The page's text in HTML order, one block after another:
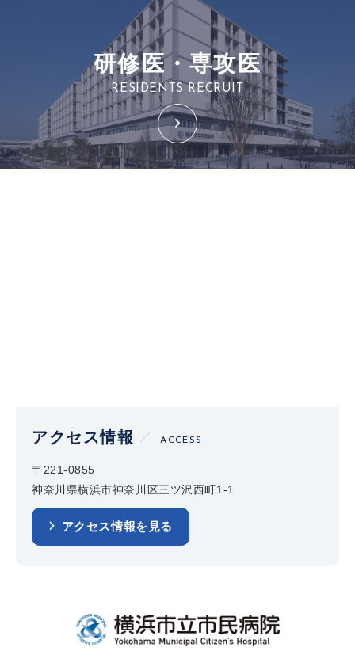
研修医・専攻医
RESIDENTS RECRUIT
アクセス情報 ACCESS
〒221-0855
神奈川県横浜市神奈川区三ツ沢西町1-1
アクセス情報を見る